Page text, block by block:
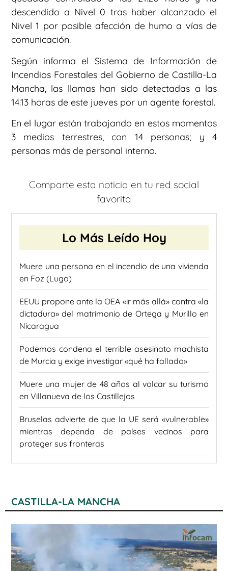
descendido a Nivel 0 tras haber alcanzado el
Nivel 1 por posible afección de humo a vías de
comunicación.
Según informa el Sistema de Información de
Incendios Forestales del Gobierno de Castilla-La
Mancha, las llamas han sido detectadas a las
14.13 horas de este jueves por un agente forestal.
En el lugar están trabajando en estos momentos
3 medios terrestres, con 14 personas; y 4
personas más de personal interno.
Comparte esta noticia en tu red social
favorita
Lo Más Leído Hoy
Muere una persona en el incendio de una vivienda
en Foz (Lugo)
EEUU propone ante la OEA «ir más allá» contra «la
dictadura» del matrimonio de Ortega y Murillo en
Nicaragua
Podemos condena el terrible asesinato machista
de Murcia y exige investigar «qué ha fallado»
Muere una mujer de 48 años al volcar su turismo
en Villanueva de los Castillejos
Bruselas advierte de que la UE será «vulnerable»
mientras dependa de países vecinos para
proteger sus fronteras
CASTILLA-LA MANCHA